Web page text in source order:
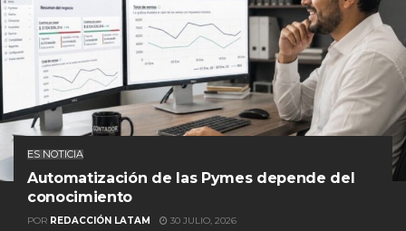
ES NOTICIA
Automatización de las Pymes depende del
conocimiento
POR REDACCIÓN LATAM 30 JULIO, 2026